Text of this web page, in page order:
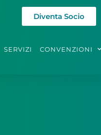
Diventa Socio
SERVIZI CONVENZIONI